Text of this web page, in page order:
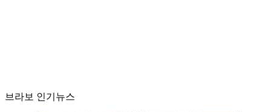
브라보 인기뉴스